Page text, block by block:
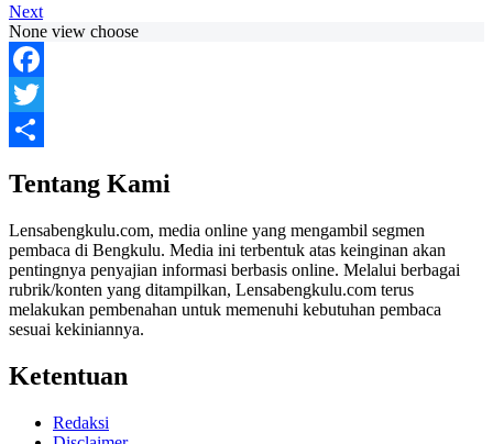
Next
None view choose
Facebook
Twitter
Tentang Kami
Lensabengkulu.com, media online yang mengambil segmen
pembaca di Bengkulu. Media ini terbentuk atas keinginan akan
pentingnya penyajian informasi berbasis online. Melalui berbagai
rubrik/konten yang ditampilkan, Lensabengkulu.com terus
melakukan pembenahan untuk memenuhi kebutuhan pembaca
sesuai kekiniannya.
Ketentuan
Redaksi